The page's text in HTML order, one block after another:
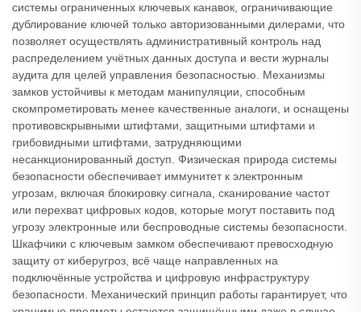
системы ограниченных ключевых канавок, ограничивающие
дублирование ключей только авторизованными дилерами, что
позволяет осуществлять административный контроль над
распределением учётных данных доступа и вести журналы
аудита для целей управления безопасностью. Механизмы
замков устойчивы к методам манипуляции, способным
скомпрометировать менее качественные аналоги, и оснащены
противовскрывными штифтами, защитными штифтами и
грибовидными штифтами, затрудняющими
несанкционированный доступ. Физическая природа системы
безопасности обеспечивает иммунитет к электронным
угрозам, включая блокировку сигнала, сканирование частот
или перехват цифровых кодов, которые могут поставить под
угрозу электронные или беспроводные системы безопасности.
Шкафчики с ключевым замком обеспечивают превосходную
защиту от киберугроз, всё чаще направленных на
подключённые устройства и цифровую инфраструктуру
безопасности. Механический принцип работы гарантирует, что